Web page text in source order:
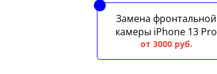
Замена фронтальной
камеры iPhone 13 Pro
от 3000 руб.